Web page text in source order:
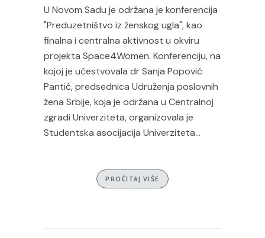
U Novom Sadu je održana je konferencija
"Preduzetništvo iz ženskog ugla", kao
finalna i centralna aktivnost u okviru
projekta Space4Women. Konferenciju, na
kojoj je učestvovala dr Sanja Popović
Pantić, predsednica Udruženja poslovnih
žena Srbije, koja je održana u Centralnoj
zgradi Univerziteta, organizovala je
Studentska asocijacija Univerziteta...
PROČITAJ VIŠE